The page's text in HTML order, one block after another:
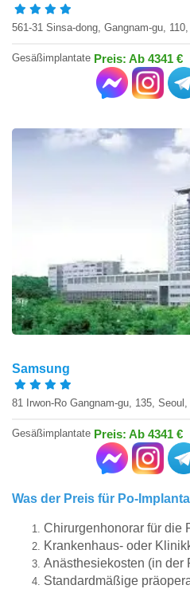
561-31 Sinsa-dong, Gangnam-gu,
Gesäßimplantate Preis: Ab 4341 €
Samsung
81 Irwon-Ro Gangnam-gu, 135,
Gesäßimplantate Preis: Ab 4341 €
Was der Preis für Po-
Chirurgenhonorar für die
Krankenhaus- oder
Anästhesiekosten (in der
Standardmäßige